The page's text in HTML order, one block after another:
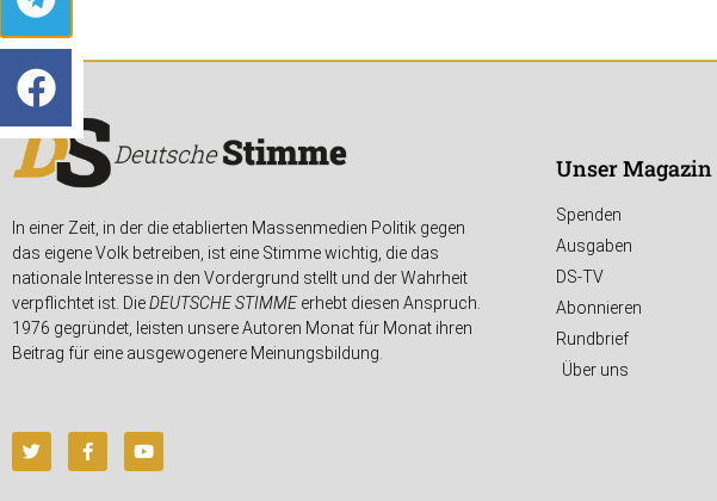
In einer Zeit, in der die etablierten Massenmedien Politik gegen
das eigene Volk betreiben, ist eine Stimme wichtig, die das
nationale Interesse in den Vordergrund stellt und der Wahrheit
verpflichtet ist. DieDEUTSCHE STIMMEerhebt diesen Anspruch.
1976 gegründet, leisten unsere Autoren Monat für Monat ihren
Beitrag für eine ausgewogenere Meinungsbildung.
Unser Magazin
Spenden
Ausgaben
DS-TV
Abonnieren
Rundbrief
Über uns